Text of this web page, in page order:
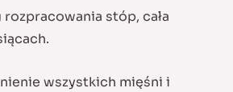
stóp, cała
wszystkich mięśni i